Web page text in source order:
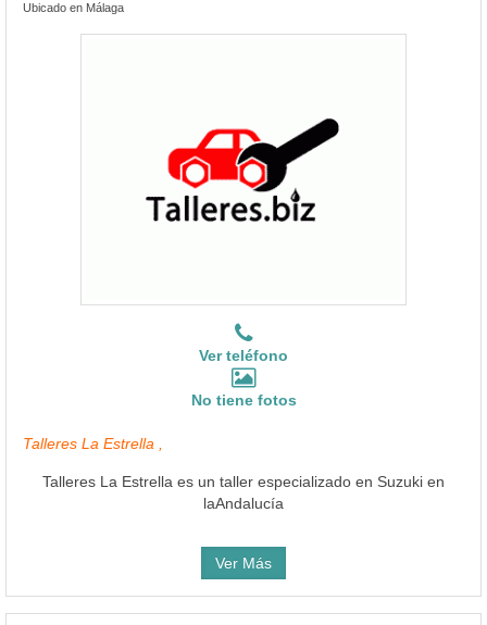
Ubicado en Málaga
Ver teléfono
No tiene fotos
Talleres La Estrella ,
Talleres La Estrella es un taller especializado en Suzuki en
laAndalucía
Ver Más